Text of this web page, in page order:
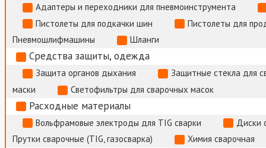
Адаптеры и переходники для пневмоинструмента
Пистолеты для подкачки шин
Пистолеты для
Пневмошлифмашины
Шланги
Средства защиты, одежда
Защита органов дыхания
Защитные стекла для
маски
Светофильтры для сварочных масок
Расходные материалы
Вольфрамовые электроды для TIG сварки
Диски
Прутки сварочные (TIG, газосварка)
Химия сварочная